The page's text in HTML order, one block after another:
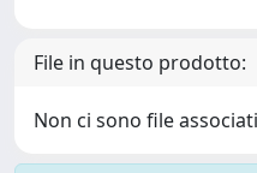
File in questo prodotto:
Non ci sono file